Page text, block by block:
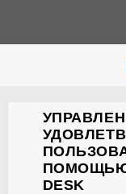
ПОМОЩЬЮ
DESK